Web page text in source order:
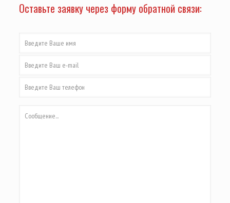
Оставьте заявку через форму обратной связи: